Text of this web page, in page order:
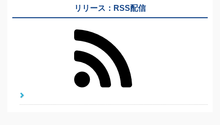
リリース：RSS配信